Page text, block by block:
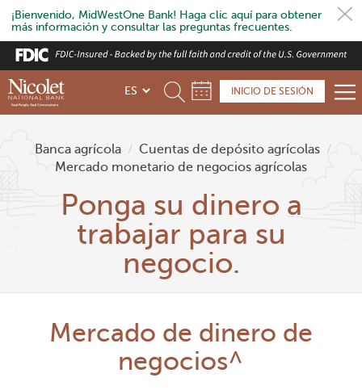
¡Bienvenido, MidWestOne Bank! Haga clic aquí para obtener
más información y consultar las preguntas frecuentes.
Skip
to
main
content
INICIO DE SESIÓN
Banca agrícola / Cuentas de depósito agrícolas /
Mercado monetario de negocios agrícolas
Ponga su dinero a
trabajar para su
negocio.
Mercado de dinero de
negocios^